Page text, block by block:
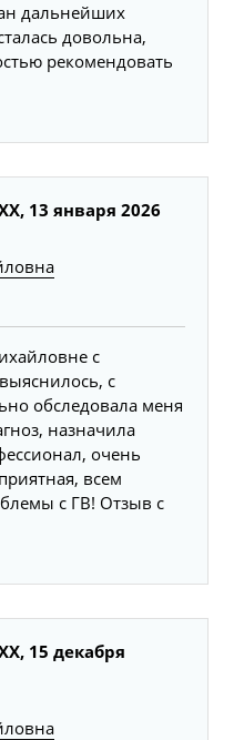
дальнейших
довольна,
рекомендовать
13 января 2026
с
с
обследовала меня
назначила
очень
всем
с ГВ! Отзыв с
15 декабря